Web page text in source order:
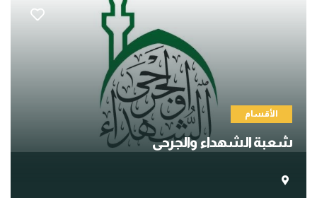
الأقسام
شعبة الشهداء والجرحى